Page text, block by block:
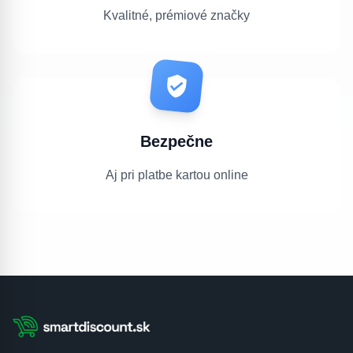
Kvalitné, prémiové značky
Bezpečne
Aj pri platbe kartou online